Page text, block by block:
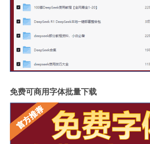
免费可商用字体批量下载